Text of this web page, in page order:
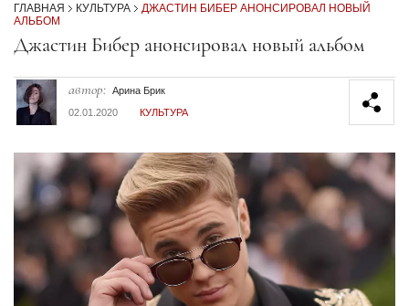
ГЛАВНАЯ КУЛЬТУРА
ДЖАСТИН БИБЕР АНОНСИРОВАЛ НОВЫЙ
АЛЬБОМ
Секция статей
Джастин Бибер анонсировал новый альбом
автор: Арина Брик
02.01.2020
КУЛЬТУРА